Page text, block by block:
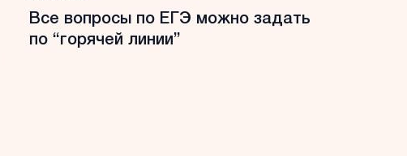
Все вопросы по ЕГЭ можно задать
по “горячей линии”